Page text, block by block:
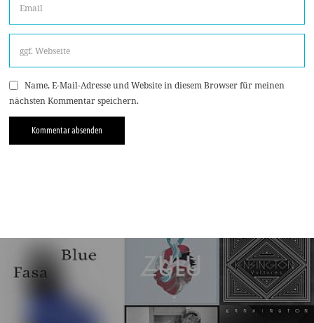
Name, E-Mail-Adresse und Website in diesem Browser für meinen
nächsten Kommentar speichern.